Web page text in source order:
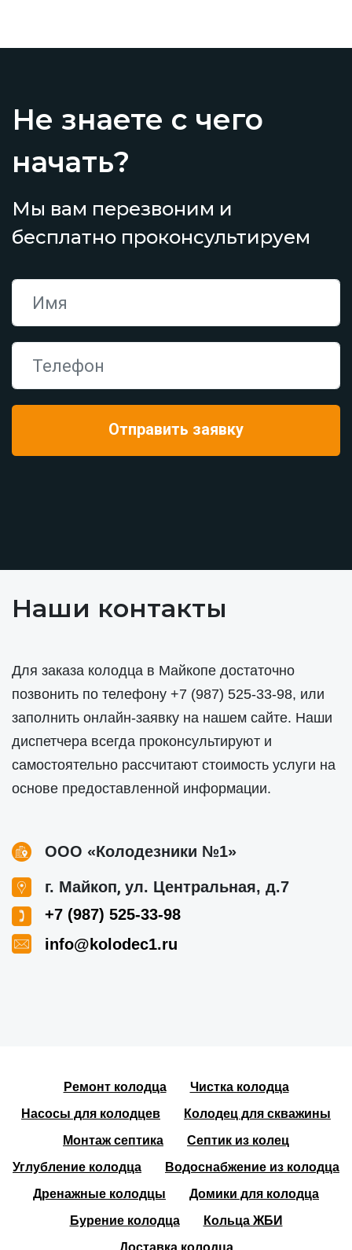
Не знаете с чего
начать?
Мы вам перезвоним и
бесплатно проконсультируем
Наши контакты
Для заказа колодца в Майкопе достаточно
позвонить по телефону +7 (987) 525-33-98, или
заполнить онлайн-заявку на нашем сайте. Наши
диспетчера всегда проконсультируют и
самостоятельно рассчитают стоимость услуги на
основе предоставленной информации.
ООО «Колодезники №1»
г. Майкоп, ул. Центральная, д.7
+7 (987) 525-33-98
info@kolodec1.ru
Ремонт колодца
Чистка колодца
Насосы для колодцев
Колодец для скважины
Монтаж септика
Септик из колец
Углубление колодца
Водоснабжение из колодца
Дренажные колодцы
Домики для колодца
Бурение колодца
Кольца ЖБИ
Доставка колодца